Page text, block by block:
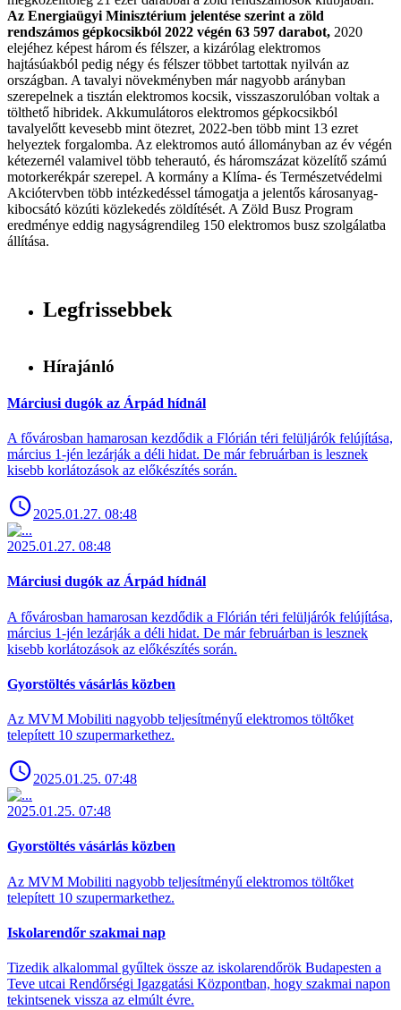
Az Energiaügyi Minisztérium jelentése szerint a zöld
rendszámos gépkocsikból 2022 végén 63 597 darabot, 2020
elejéhez képest három és félszer, a kizárólag elektromos
hajtásúakból pedig négy és félszer többet tartottak nyilván az
országban. A tavalyi növekményben már nagyobb arányban
szerepelnek a tisztán elektromos kocsik, visszaszorulóban voltak a
tölthető hibridek. Akkumulátoros elektromos gépkocsikból
tavalyelőtt kevesebb mint ötezret, 2022-ben több mint 13 ezret
helyeztek forgalomba. Az elektromos autó állományban az év végén
kétezernél valamivel több teherautó, és háromszázat közelítő számú
motorkerékpár szerepel. A kormány a Klíma- és Természetvédelmi
Akciótervben több intézkedéssel támogatja a jelentős károsanyag-
kibocsátó közúti közlekedés zöldítését. A Zöld Busz Program
eredménye eddig nagyságrendileg 150 elektromos busz szolgálatba
állítása.
Legfrissebbek
Hírajánló
Márciusi dugók az Árpád hídnál
A fővárosban hamarosan kezdődik a Flórián téri felüljárók felújítása,
március 1-jén lezárják a déli hidat. De már februárban is lesznek
kisebb korlátozások az előkészítés során.
2025.01.27. 08:48
2025.01.27. 08:48
Márciusi dugók az Árpád hídnál
A fővárosban hamarosan kezdődik a Flórián téri felüljárók felújítása,
március 1-jén lezárják a déli hidat. De már februárban is lesznek
kisebb korlátozások az előkészítés során.
Gyorstöltés vásárlás közben
Az MVM Mobiliti nagyobb teljesítményű elektromos töltőket
telepített 10 szupermarkethez.
2025.01.25. 07:48
2025.01.25. 07:48
Gyorstöltés vásárlás közben
Az MVM Mobiliti nagyobb teljesítményű elektromos töltőket
telepített 10 szupermarkethez.
Iskolarendőr szakmai nap
Tizedik alkalommal gyűltek össze az iskolarendőrök Budapesten a
Teve utcai Rendőrségi Igazgatási Központban, hogy szakmai napon
tekintsenek vissza az elmúlt évre.